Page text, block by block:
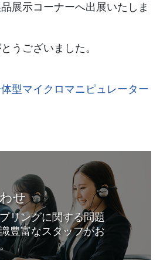
展示コーナーへ出展いたしま
うございました。
型マイクロマニピュレーター
せ
リングに関する問題
豊富なスタッフがお